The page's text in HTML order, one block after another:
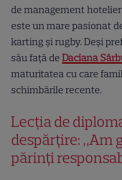
de management
este un mare pasionat
karting și rugby. Deși
său față deDaciana
maturitatea cu care
schimbările recente.
Lecția de
despărțire: „Am
părinți